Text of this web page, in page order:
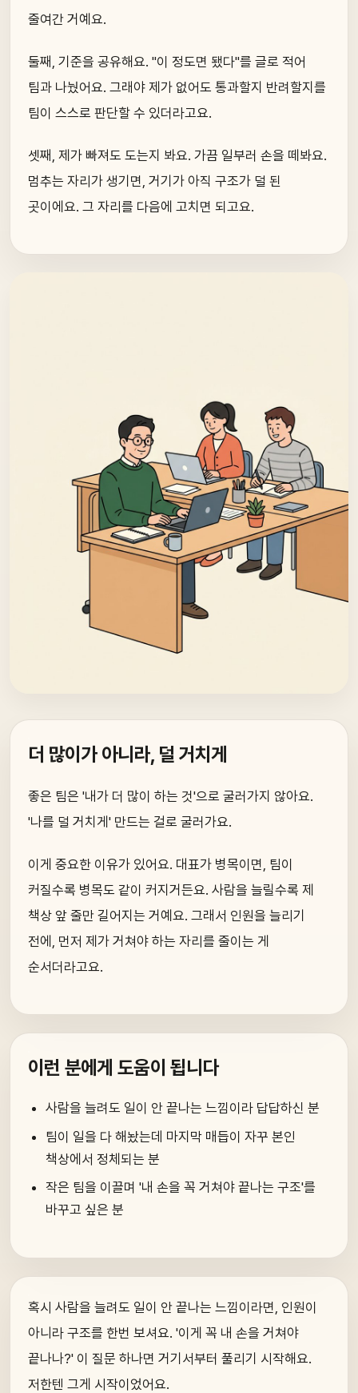
줄여간 거예요.
둘째, 기준을 공유해요. "이 정도면 됐다"를 글로 적어
팀과 나눴어요. 그래야 제가 없어도 통과할지 반려할지를
팀이 스스로 판단할 수 있더라고요.
셋째, 제가 빠져도 도는지 봐요. 가끔 일부러 손을 떼봐요.
멈추는 자리가 생기면, 거기가 아직 구조가 덜 된
곳이에요. 그 자리를 다음에 고치면 되고요.
더 많이가 아니라, 덜 거치게
좋은 팀은 '내가 더 많이 하는 것'으로 굴러가지 않아요.
'나를 덜 거치게' 만드는 걸로 굴러가요.
이게 중요한 이유가 있어요. 대표가 병목이면, 팀이
커질수록 병목도 같이 커지거든요. 사람을 늘릴수록 제
책상 앞 줄만 길어지는 거예요. 그래서 인원을 늘리기
전에, 먼저 제가 거쳐야 하는 자리를 줄이는 게
순서더라고요.
이런 분에게 도움이 됩니다
사람을 늘려도 일이 안 끝나는 느낌이라 답답하신 분
팀이 일을 다 해놨는데 마지막 매듭이 자꾸 본인
책상에서 정체되는 분
작은 팀을 이끌며 '내 손을 꼭 거쳐야 끝나는 구조'를
바꾸고 싶은 분
혹시 사람을 늘려도 일이 안 끝나는 느낌이라면, 인원이
아니라 구조를 한번 보셔요. '이게 꼭 내 손을 거쳐야
끝나나?' 이 질문 하나면 거기서부터 풀리기 시작해요.
저한텐 그게 시작이었어요.